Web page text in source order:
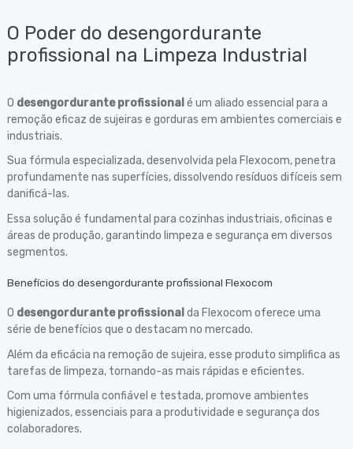
O Poder do desengordurante
profissional na Limpeza Industrial
O desengordurante profissional é um aliado essencial para a
remoção eficaz de sujeiras e gorduras em ambientes comerciais e
industriais.
Sua fórmula especializada, desenvolvida pela Flexocom, penetra
profundamente nas superfícies, dissolvendo resíduos difíceis sem
danificá-las.
Essa solução é fundamental para cozinhas industriais, oficinas e
áreas de produção, garantindo limpeza e segurança em diversos
segmentos.
Benefícios do desengordurante profissional Flexocom
O desengordurante profissional da Flexocom oferece uma
série de benefícios que o destacam no mercado.
Além da eficácia na remoção de sujeira, esse produto simplifica as
tarefas de limpeza, tornando-as mais rápidas e eficientes.
Com uma fórmula confiável e testada, promove ambientes
higienizados, essenciais para a produtividade e segurança dos
colaboradores.